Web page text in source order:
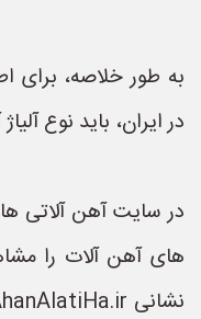
به طور خلاصه، برای
در ایران، باید نوع
در سایت آهن آلاتی
های آهن آلات را